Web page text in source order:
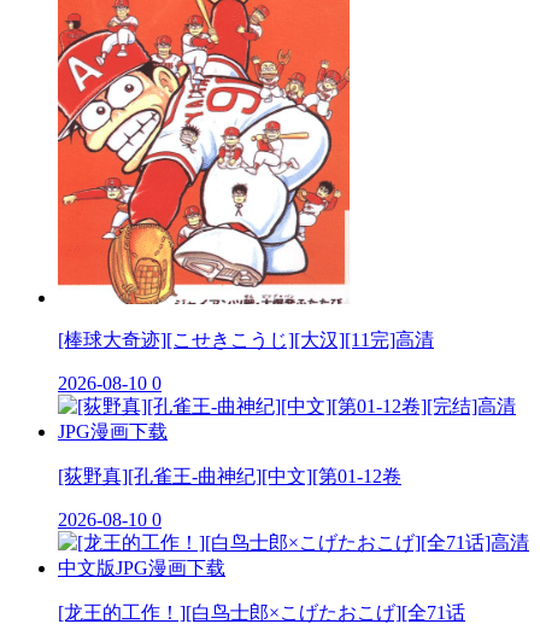
[棒球大奇迹][こせきこうじ][大汉][11完]高清
2026-08-10 0
[荻野真][孔雀王-曲神纪][中文][第01-12卷
2026-08-10 0
[龙王的工作！][白鸟士郎×こげたおこげ][全71话